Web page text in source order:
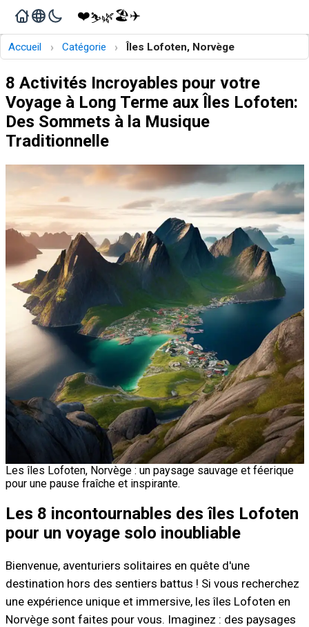
❤️⛷️🌿🏖️✈️
Accueil › Catégorie › Îles Lofoten, Norvège
8 Activités Incroyables pour votre
Voyage à Long Terme aux Îles Lofoten:
Des Sommets à la Musique
Traditionnelle
Les îles Lofoten, Norvège : un paysage sauvage et féerique
pour une pause fraîche et inspirante.
Les 8 incontournables des îles Lofoten
pour un voyage solo inoubliable
Bienvenue, aventuriers solitaires en quête d'une
destination hors des sentiers battus ! Si vous recherchez
une expérience unique et immersive, les îles Lofoten en
Norvège sont faites pour vous. Imaginez : des paysages